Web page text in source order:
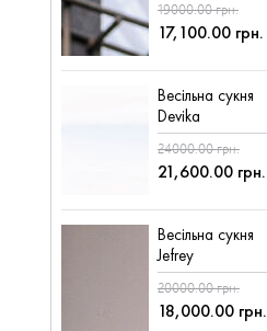
19000.00 грн.
17,100.00 грн.
Весільна сукня
Devika
24000.00 грн.
21,600.00 грн.
Весільна сукня
Jefrey
20000.00 грн.
18,000.00 грн.